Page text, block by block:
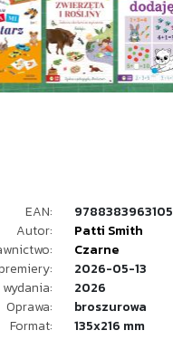
EAN:
9788383963105
Autor:
Patti Smith
Czarne
2026-05-13
2026
Oprawa:
broszurowa
Format:
135x216 mm